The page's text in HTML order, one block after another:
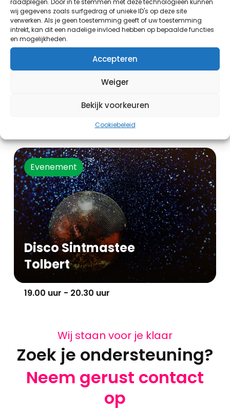
raadplegen. Door in te stemmen met deze technologieën kunnen
wij gegevens zoals surfgedrag of unieke ID's op deze site
verwerken. Als je geen toestemming geeft of uw toestemming
intrekt, kan dit een nadelige invloed hebben op bepaalde functies
en mogelijkheden.
Accepteren
Weiger
Bekijk voorkeuren
Cookiebeleid
Zijlnieuws TV
19:00 uur - 20:00 uur
Evenement
Disco Sintmastee
Tolbert
19.00 uur - 20.30 uur
Wij staan voor je klaar
Zoek je ondersteuning?
Neem gerust contact
op